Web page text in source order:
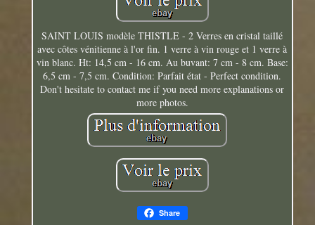
SAINT LOUIS modèle THISTLE - 2 Verres en cristal taillé
avec côtes vénitienne à l'or fin. 1 verre à vin rouge et 1 verre à
vin blanc. Ht: 14,5 cm - 16 cm. Au buvant: 7 cm - 8 cm. Base:
6,5 cm - 7,5 cm. Condition: Parfait état - Perfect condition.
Don't hesitate to contact me if you need more explanations or
more photos.
Share